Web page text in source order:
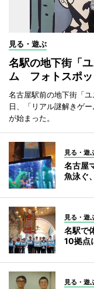
見る・遊ぶ
名駅の地下街「
ム フォトスポッ
名古屋駅前の地下街「
日、「リアル謎解きゲ
が始まった。
見る・遊
名古屋
魚泳ぐ
見る・遊
名駅で
10拠点
見る・遊